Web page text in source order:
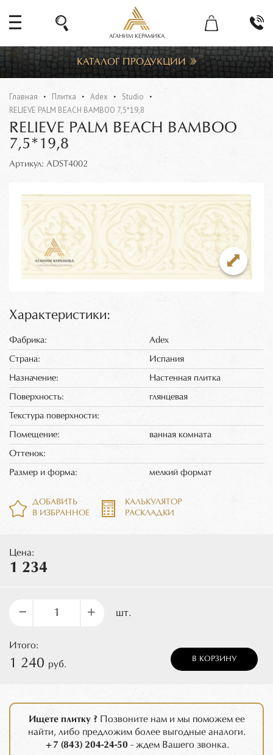
АГАНИМ КЕРАМИКА
КАТАЛОГ ПРОДУКЦИИ
Главная Плитка Adex
Studio
RELIEVE PALM BEACH BAMBOO 7,5*19,8
RELIEVE PALM BEACH BAMBOO
7,5*19,8
Артикул: ADST4002
Характеристики:
Фабрика: Adex
Страна: Испания
Назначение: Настенная плитка
Поверхность: глянцевая
Текстура поверхности:
Помещение: ванная комната
Оттенок:
Размер и форма: мелкий формат
ДОБАВИТЬ
В ИЗБРАННОЕ
КАЛЬКУЛЯТОР
РАСКЛАДКИ
Цена:
1 234
– + шт.
Итого:
1 240 руб.
В КОРЗИНУ
Ищете плитку ? Позвоните нам и мы поможем ее
найти, либо предложим более выгодные аналоги.
+7 (843) 204-24-50- ждем Вашего звонка.